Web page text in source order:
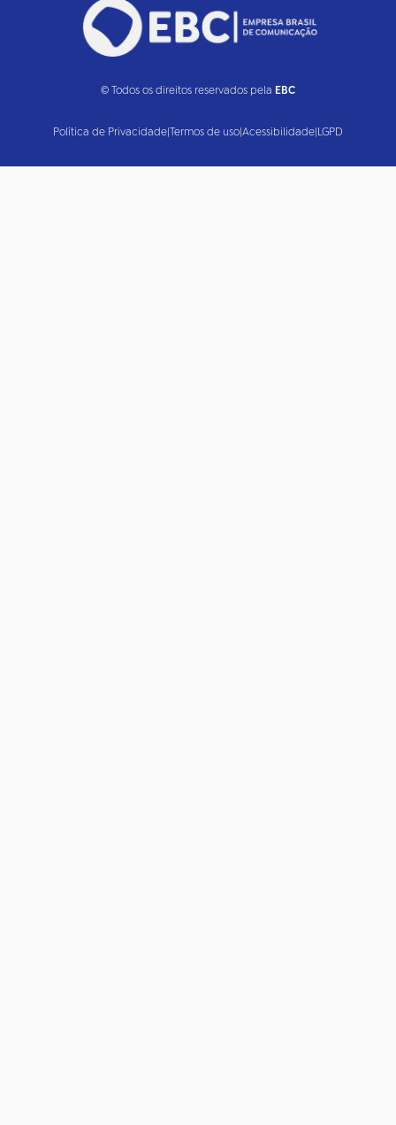
© Todos os direitos reservados pela EBC
Política de Privacidade|Termos de uso|Acessibilidade|LGPD